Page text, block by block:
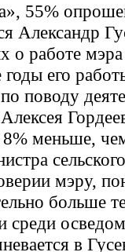
55%
Александр
о работе
годы его
поводу
меньше,
мэру,
больше
среди
в